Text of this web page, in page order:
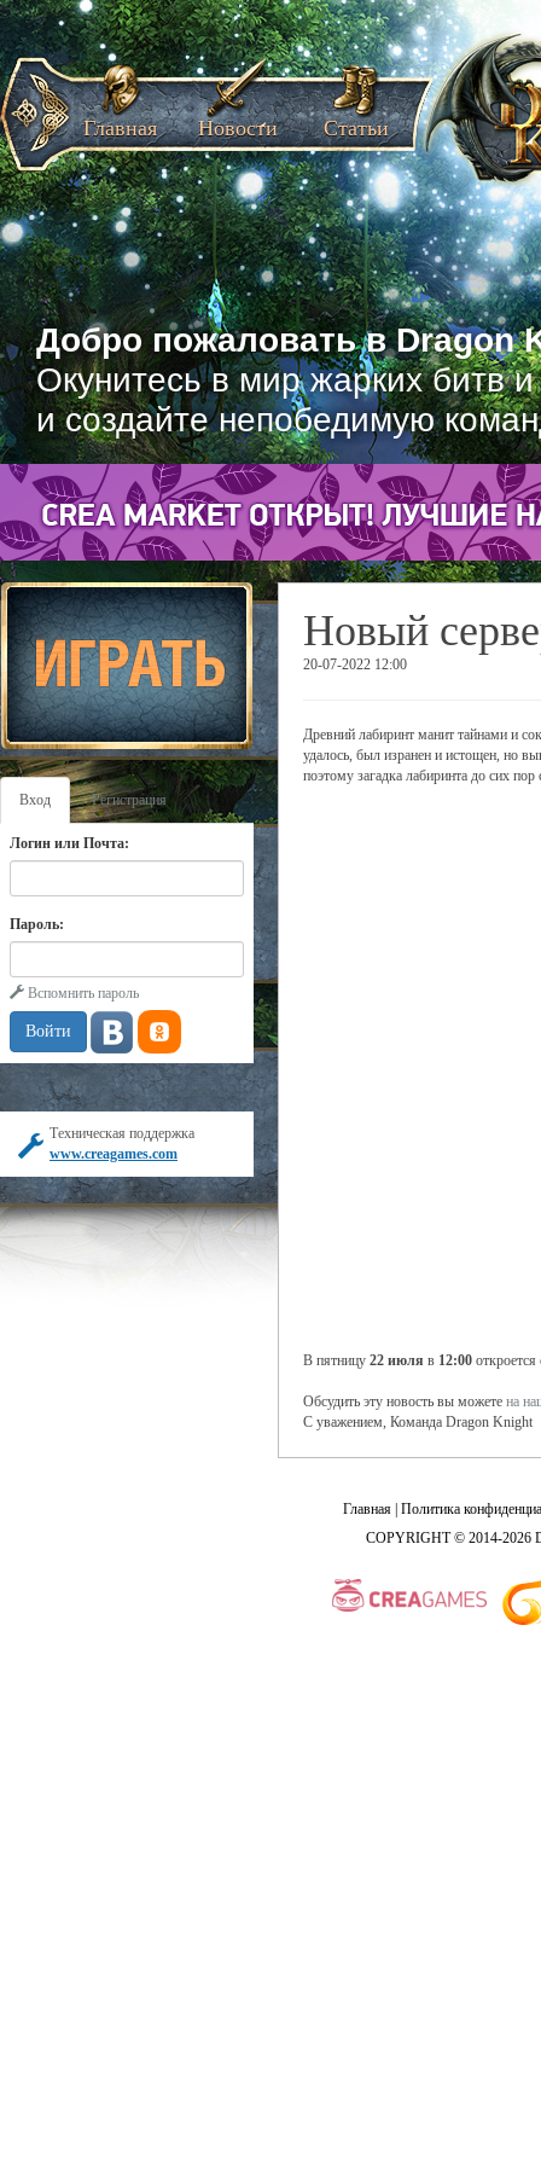
Добро пожаловать в Dragon
Окунитесь в мир жарких битв
и создайте непобедимую
Главная Новости Статьи
Вход Регистрация
Логин или Почта:
Пароль:
Вспомнить пароль
Техническая поддержка
www.creagames.com
Новый
20-07-2022 12:00
Древний лабиринт манит тайнами и
удалось, был изранен и истощен, но
поэтому загадка лабиринта до сих пор
В пятницу 22 июля в 12:00
Обсудить эту новость вы можете на
С уважением, Команда Dragon Knight
Главная Политика
COPYRIGHT © 2014-2026